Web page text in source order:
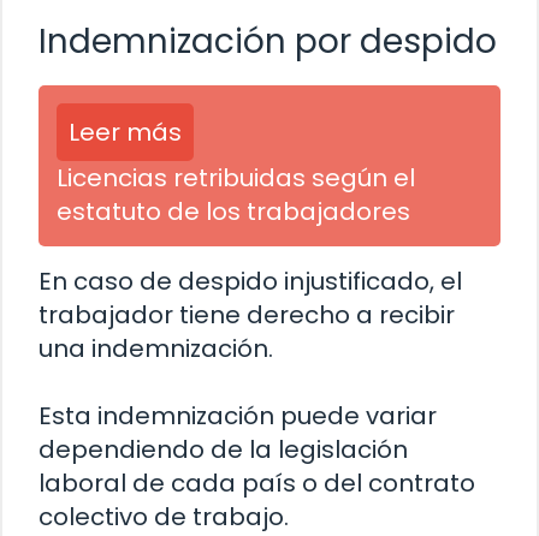
Indemnización por despido
Leer más
Licencias retribuidas según el
estatuto de los trabajadores
En caso de despido injustificado, el
trabajador tiene derecho a recibir
una indemnización.
Esta indemnización puede variar
dependiendo de la legislación
laboral de cada país o del contrato
colectivo de trabajo.